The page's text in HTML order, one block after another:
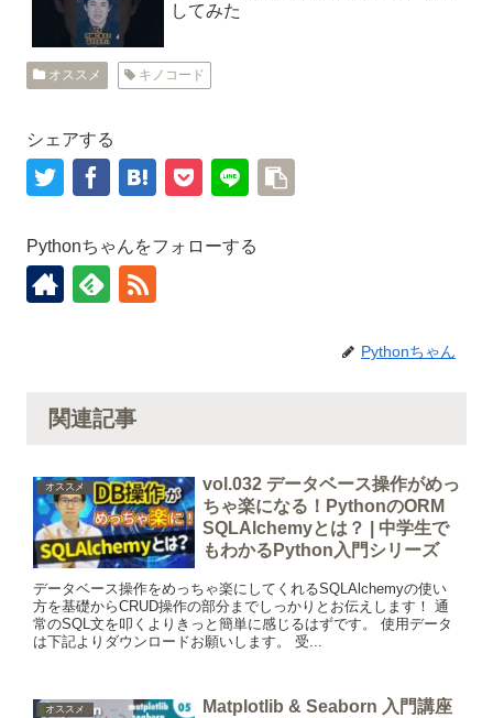
してみた
オススメ キノコード
シェアする
Pythonちゃんをフォローする
Pythonちゃん
関連記事
オススメ
vol.032 データベース操作がめっ
ちゃ楽になる！PythonのORM
SQLAlchemyとは？ | 中学生で
もわかるPython入門シリーズ
データベース操作をめっちゃ楽にしてくれるSQLAlchemyの使い
方を基礎からCRUD操作の部分までしっかりとお伝えします！ 通
常のSQL文を叩くよりきっと簡単に感じるはずです。 使用データ
は下記よりダウンロードお願いします。 受...
オススメ
Matplotlib & Seaborn 入門講座